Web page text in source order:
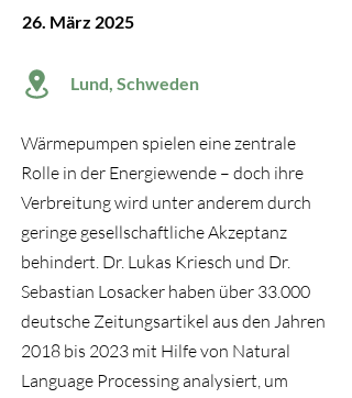
26. März 2025
Lund, Schweden
Wärmepumpen spielen eine zentrale
Rolle in der Energiewende – doch ihre
Verbreitung wird unter anderem durch
geringe gesellschaftliche Akzeptanz
behindert. Dr. Lukas Kriesch und Dr.
Sebastian Losacker haben über 33.000
deutsche Zeitungsartikel aus den Jahren
2018 bis 2023 mit Hilfe von Natural
Language Processing analysiert, um